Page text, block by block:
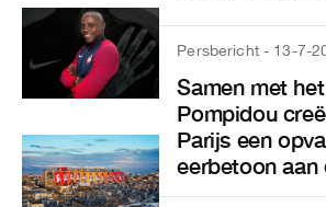
Persbericht - 13-7-
Samen met
Pompidou
Parijs een
eerbetoon aan